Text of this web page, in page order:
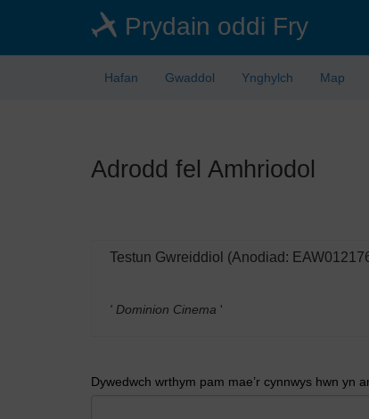
Prydain oddi Fry
Hafan Gwaddol Ynghylch Map
Adrodd fel Amhriodol
Testun Gwreiddiol (Anodiad:
' Dominion Cinema '
Dywedwch wrthym pam mae’r cynnwys hwn yn